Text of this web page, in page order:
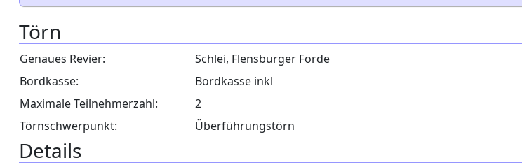
Törn
Genaues Revier:
Schlei, Flensburger Förde
Bordkasse:
Bordkasse inkl
Maximale Teilnehmerzahl:
2
Törnschwerpunkt:
Überführungstörn
Details